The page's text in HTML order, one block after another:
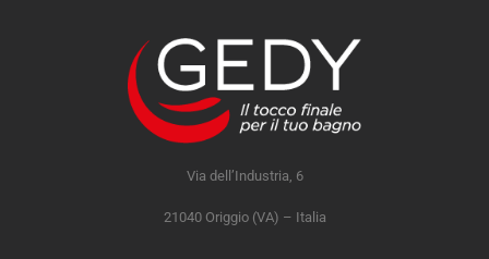
Via dell’Industria, 6
21040 Origgio (VA) – Italia